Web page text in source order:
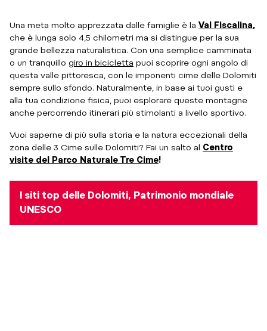
Una meta molto apprezzata dalle famiglie è la Val Fiscalina,
che è lunga solo 4,5 chilometri ma si distingue per la sua
grande bellezza naturalistica. Con una semplice camminata
o un tranquillo giro in bicicletta puoi scoprire ogni angolo di
questa valle pittoresca, con le imponenti cime delle Dolomiti
sempre sullo sfondo. Naturalmente, in base ai tuoi gusti e
alla tua condizione fisica, puoi esplorare queste montagne
anche percorrendo itinerari più stimolanti a livello sportivo.
Vuoi saperne di più sulla storia e la natura eccezionali della
zona delle 3 Cime sulle Dolomiti? Fai un salto al Centro
visite del Parco Naturale Tre Cime!
I siti top delle Dolomiti, Patrimonio mondiale
UNESCO